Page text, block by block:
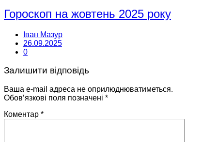
Гороскоп на жовтень 2025 року
Іван Мазур
26.09.2025
0
Залишити відповідь
Ваша e-mail адреса не оприлюднюватиметься.
Обов’язкові поля позначені *
Коментар *